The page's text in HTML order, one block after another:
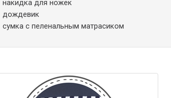
накидка для ножек
дождевик
сумка с пеленальным матрасиком